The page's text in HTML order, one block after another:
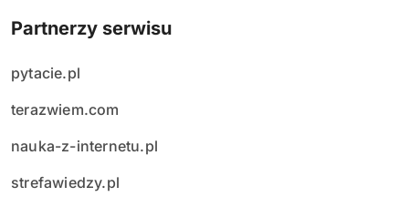
Partnerzy serwisu
pytacie.pl
terazwiem.com
nauka-z-internetu.pl
strefawiedzy.pl